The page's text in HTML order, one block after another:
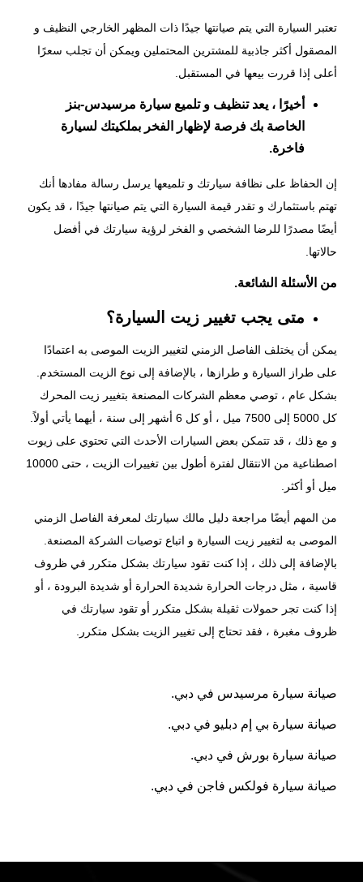
تعتبر السيارة التي يتم صيانتها جيدًا ذات المظهر الخارجي النظيف و
المصقول أكثر جاذبية للمشترين المحتملين ويمكن أن تجلب سعرًا
أعلى إذا قررت بيعها في المستقبل.
أخيرًا ، يعد تنظيف و تلميع سيارة مرسيدس-بنز
الخاصة بك فرصة لإظهار الفخر بملكيتك لسيارة
فاخرة.
إن الحفاظ على نظافة سيارتك و تلميعها يرسل رسالة مفادها أنك
تهتم باستثمارك و تقدر قيمة السيارة التي يتم صيانتها جيدًا ، قد يكون
أيضًا مصدرًا للرضا الشخصي و الفخر لرؤية سيارتك في أفضل
حالاتها.
من الأسئلة الشائعة.
متى يجب تغيير زيت السيارة؟
يمكن أن يختلف الفاصل الزمني لتغيير الزيت الموصى به اعتمادًا
على طراز السيارة و طرازها ، بالإضافة إلى نوع الزيت المستخدم.
بشكل عام ، توصي معظم الشركات المصنعة بتغيير زيت المحرك
كل 5000 إلى 7500 ميل ، أو كل 6 أشهر إلى سنة ، أيهما يأتي أولاً.
و مع ذلك ، قد تتمكن بعض السيارات الأحدث التي تحتوي على زيوت
اصطناعية من الانتقال لفترة أطول بين تغييرات الزيت ، حتى 10000
ميل أو أكثر.
من المهم أيضًا مراجعة دليل مالك سيارتك لمعرفة الفاصل الزمني
الموصى به لتغيير زيت السيارة و اتباع توصيات الشركة المصنعة.
بالإضافة إلى ذلك ، إذا كنت تقود سيارتك بشكل متكرر في ظروف
قاسية ، مثل درجات الحرارة شديدة الحرارة أو شديدة البرودة ، أو
إذا كنت تجر حمولات ثقيلة بشكل متكرر أو تقود سيارتك في
ظروف مغبرة ، فقد تحتاج إلى تغيير الزيت بشكل متكرر.
صيانة سيارة مرسيدس في دبي.
صيانة سيارة بي إم دبليو في دبي.
صيانة سيارة بورش في دبي.
صيانة سيارة فولكس فاجن في دبي.